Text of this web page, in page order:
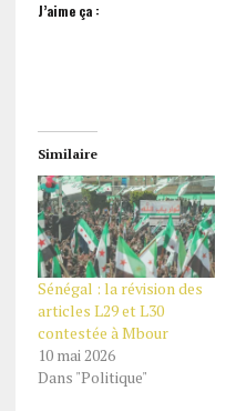
J’aime ça :
Similaire
Sénégal : la révision des
articles L29 et L30
contestée à Mbour
10 mai 2026
Dans "Politique"